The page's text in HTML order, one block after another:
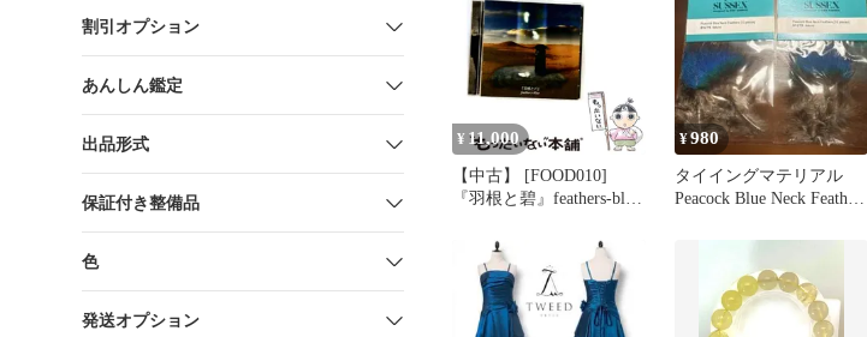
割引オプション
あんしん鑑定
出品形式
保証付き整備品
色
発送オプション
ローカットスニーカー ホ
ワイト/ブルー US13/31cm
VN0A45JK6BW
¥ 11,000
【中古】 [FOOD010]
『羽根と碧』feathers-blue
¥980
タイイングマテリアル
Peacock Blue Neck Feathers